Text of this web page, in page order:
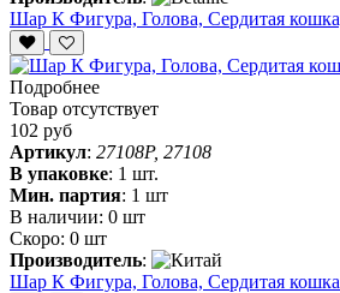
Шар К Фигура, Голова, Сердитая
Подробнее
Товар отсутствует
102 руб
Артикул: 27108P, 27108
В упаковке: 1 шт.
Мин. партия: 1 шт
В наличии: 0 шт
Скоро: 0 шт
Производитель:
Шар К Фигура, Голова, Сердитая